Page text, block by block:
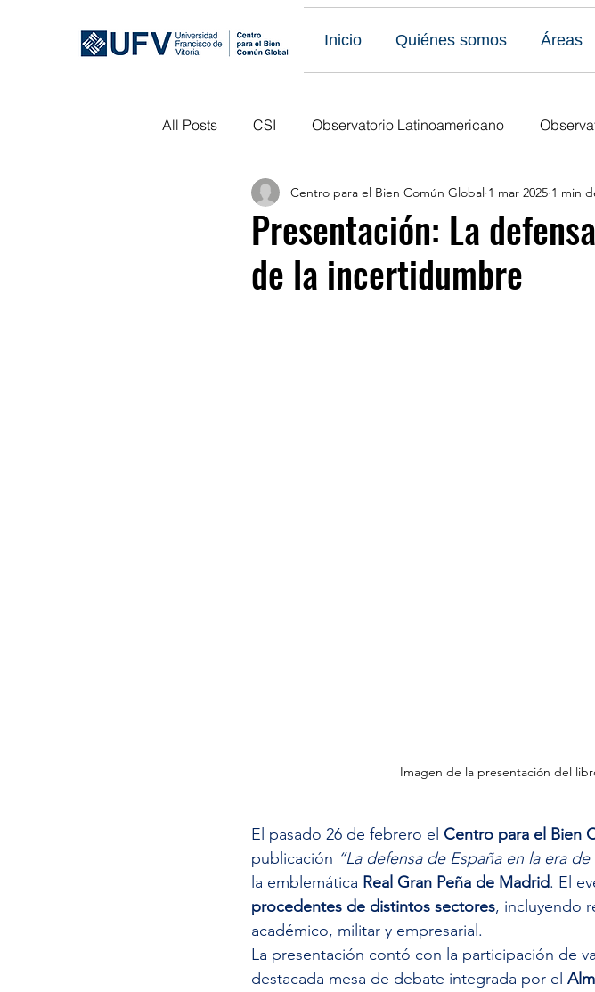
Inicio Quiénes somos Áreas
All Posts CSI Observatorio Latinoamericano
Eventos Obs LATAM Publicaciones Todos los
Eventos Pasados Próximos Eventos Publicaciones
Presentación: La
de la incertidumbre
Centro para el Bien Común Global 1 mar 2025 1 min
Imagen de la presentación del
El pasado 26 de febrero el Centro para el Bien
publicación “La defensa de España en la era
la emblemática Real Gran Peña de Madrid. El
procedentes de distintos sectores, incluyendo
académico, militar y empresarial.
La presentación contó con la participación de
destacada mesa de debate integrada por el